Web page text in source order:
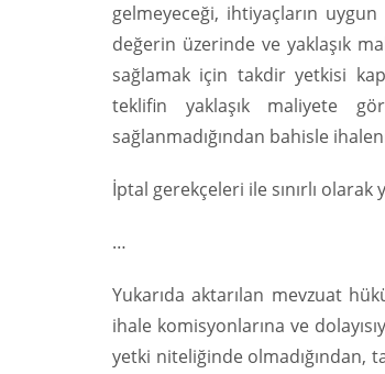
gelmeyeceği, ihtiyaçların
değerin üzerinde ve yaklaşık
sağlamak için takdir yetkisi
teklifin yaklaşık maliyete
sağlanmadığından bahisle
İptal gerekçeleri ile sınırlı
…
Yukarıda aktarılan mevzuat
ihale komisyonlarına ve
yetki niteliğinde olmadığından,